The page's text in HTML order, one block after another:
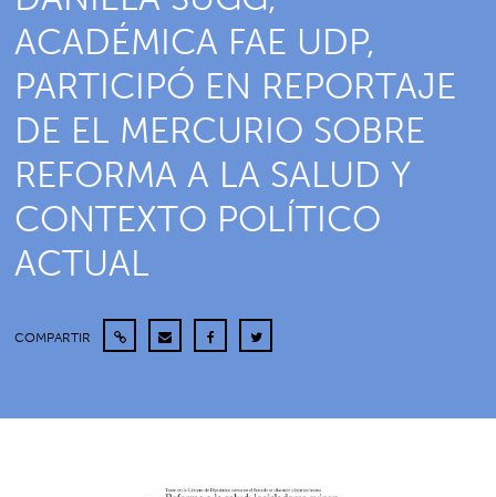
ACADÉMICA FAE UDP,
PARTICIPÓ EN REPORTAJE
DE EL MERCURIO SOBRE
REFORMA A LA SALUD Y
CONTEXTO POLÍTICO
ACTUAL
COMPARTIR